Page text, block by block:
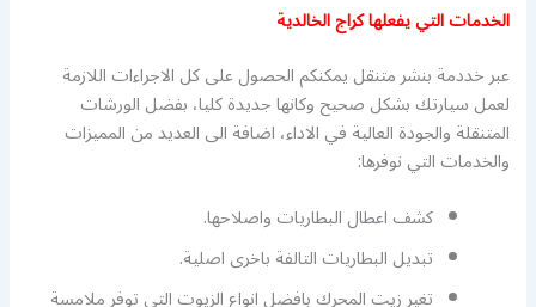
الخدمات التي يفعلها كراج الخالدية
عبر خددمة بنشر متنقل يمكنكم الحصول على كل الاجراءات اللازمة
لعمل سيارتك بشكل صحيح وكانها جديدة كليا، بفضل الورشات
المتنقلة والجودة العالية في الاداء، اضافة الى العديد من المميزات
والخدمات التي نوفرها:
كشف اعطال البطاريات واصلاحها.
تبديل البطاريات التالفة باخرى اصلية.
تغير زيت المحرك بافضل انواع الزيوت التي توفر ملامسة